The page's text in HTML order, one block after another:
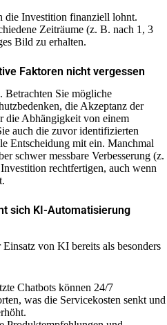
die Investition finanziell lohnt.
Zeiträume (z. B. nach 1, 3
Bild zu erhalten.
Faktoren nicht vergessen
Sie mögliche
die Akzeptanz der
die Abhängigkeit von einem
auch die zuvor identifizierten
Entscheidung mit ein. Manchmal
schwer messbare Verbesserung (z.
rechtfertigen, auch wenn
sich KI-Automatisierung
von KI bereits als besonders
Chatbots können 24/7
was die Servicekosten senkt und